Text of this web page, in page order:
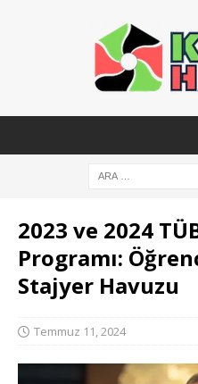
2023 ve 2024
Programı:
Stajyer Havuzu
Temmuz 11, 2024